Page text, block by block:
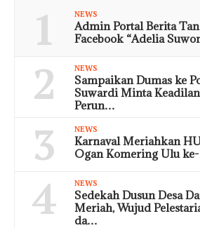
1 NEWS
Admin Portal Berita
Facebook “Adelia
2 NEWS
Sampaikan Dumas ke
Suwardi Minta Keadilan
Perun…
3 NEWS
Karnaval Meriahkan
Ogan Komering Ulu ke-
4 NEWS
Sedekah Dusun Desa
Meriah, Wujud
da…